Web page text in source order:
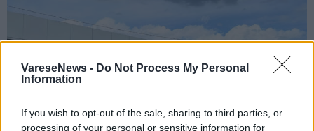
VareseNews - Do Not Process My Personal
Information
If you wish to opt-out of the sale, sharing to third parties, or
processing of your personal or sensitive information for